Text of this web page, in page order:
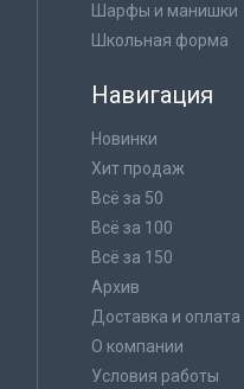
Шарфы и манишки
Школьная форма
Навигация
Новинки
Хит продаж
Всё за 50
Всё за 100
Всё за 150
Архив
Доставка и оплата
О компании
Условия работы